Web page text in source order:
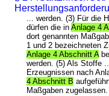
... werden. (3) Für die
dürfen die inAnlage 4
dort genannten
1 und 2 bezeichneten
Anlage 4 Abschnitt A
werden. (5) Als Stoffe
Erzeugnissen nach
4 Abschnitt B
Maßgaben